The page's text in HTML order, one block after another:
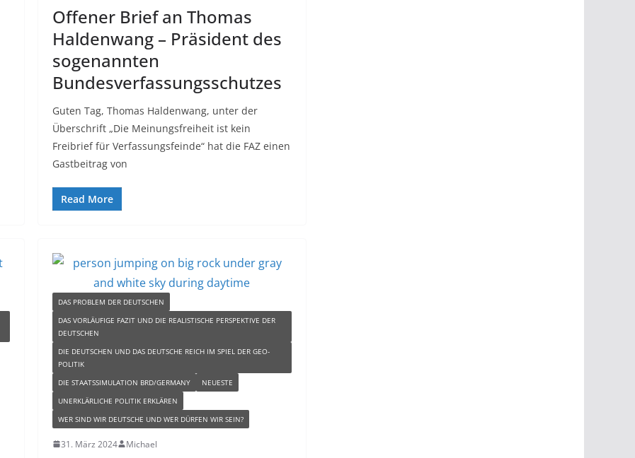
Offener Brief an Thomas
Haldenwang – Präsident des
sogenannten
Bundesverfassungsschutzes
Guten Tag, Thomas Haldenwang, unter der
Überschrift „Die Meinungsfreiheit ist kein
Freibrief für Verfassungsfeinde“ hat die FAZ einen
Gastbeitrag von
Read More
DAS PROBLEM DER DEUTSCHEN
DAS VORLÄUFIGE FAZIT UND DIE REALISTISCHE PERSPEKTIVE DER
DEUTSCHEN
DIE DEUTSCHEN UND DAS DEUTSCHE REICH IM SPIEL DER GEO-
POLITIK
DIE STAATSSIMULATION BRD/GERMANY
NEUESTE
UNERKLÄRLICHE POLITIK ERKLÄREN
WER SIND WIR DEUTSCHE UND WER DÜRFEN WIR SEIN?
31. März 2024 Michael